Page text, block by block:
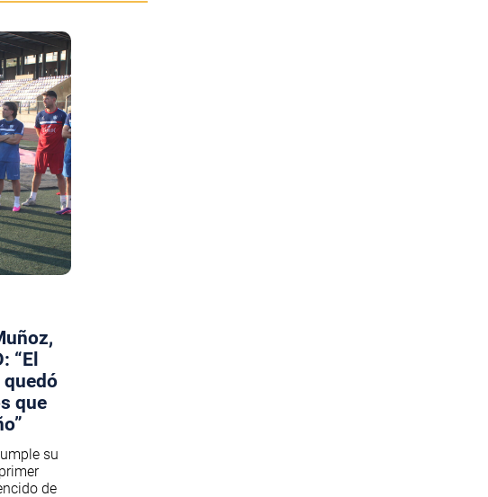
“El
quedó
que
su
de